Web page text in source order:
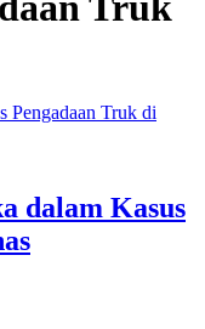
dalam Kasus